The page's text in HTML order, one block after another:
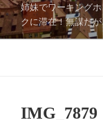
ッ
プ
姉妹でワーキング
クに滞在！無謀だ
IMG_7879